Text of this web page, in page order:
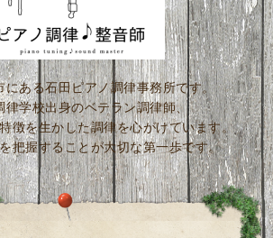
にある石田ピアノ調律事務所です。
律学校出身のベテラン調律師、
徴を生かした調律を心がけています。
把握することが大切な第一歩です。